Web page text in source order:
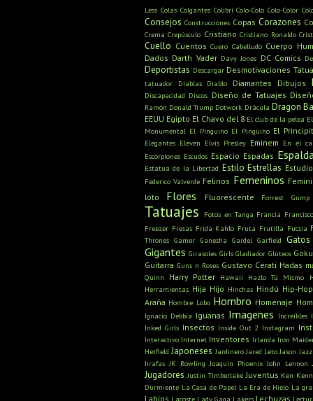
Less Colas Colgantes Colibrí Colo-Colo Colo-Color
Consejos Construcciones Copas Corazones
Crema Crepúsculo Cristiano Cristiano Ronaldo
Cuello Cuentos Cuero Cabelludo Cuerpo
Dados Darth Vader Davy Jones DC Comics
Deportistas Descargar Desmotivaciones
tatuador
Diablas Diablo Diamantes Dibujos
Discapacidad Discos Diseño de Tatuajes
Ramón Donald Trump Dotwork Drácula Dragon
EEUU Egipto El Chavo del 8 El club de la pelea
Monumental El Pinguino El Pingüino El
Elegantes Eleven Elvis Presley Eminem En el
Escorpiones Escudos Espacio Espadas
Estatua de la Libertad Estilo Estrellas
Federico Valverde Felinos Femeninos
loto
Flores Fluorescente Forrest Gump
Tatuajes
Fotos en Tanga Francia Francisco
Freezer Fresas Frida Kahlo Fruta Frutilla Fucsia
Thrones Gamer Ganesha Gardel Garfield Gatos
Gigantes Girasoles Girls Gladiador Glúteos Goku
Guitarra Guns n Roses Gustavo Cerati Hadas
Quinn
Harry Potter Hawaii Hazlo Tú Mismo
Herramientas Hija Hijo Hinchas Hindú Hip-Hop
Araña Hombre Lobo Hombro Homenaje
Ignacio Debbia Iguanas Imagenes Increíbles
Inked Girls Insectos Inside Out 2 Instagram
Interactivo Internet Inventores Irlanda Iron
Hetfield Japoneses Jardinero Jared Leto Jason Jazz
Jirafas JK Rowling Joaquin Phoenix John Lennon
Jugadores Justin Timberlake Juventus Ken
Durmiente La Casa de Papel La Era de Hielo La
Labios Lechuzas